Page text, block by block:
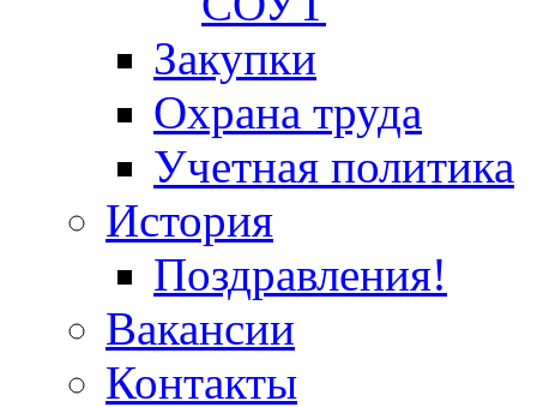
Закупки
Охрана труда
Учетная политика
История
Поздравления!
Вакансии
Контакты